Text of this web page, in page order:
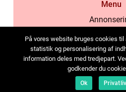
Menu
Cookies
Kontakta
Sitemap
På vores website bruges cookies
statistik og personalisering af
information deles med tredjepart.
godkender du
Ok